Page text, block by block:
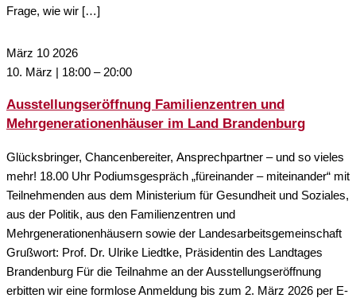
Frage, wie wir […]
März 10 2026
10. März | 18:00 –20:00
Ausstellungseröffnung Familienzentren und
Mehrgenerationenhäuser im Land Brandenburg
Glücksbringer, Chancenbereiter, Ansprechpartner – und so vieles
mehr! 18.00 Uhr Podiumsgespräch „füreinander – miteinander“ mit
Teilnehmenden aus dem Ministerium für Gesundheit und Soziales,
aus der Politik, aus den Familienzentren und
Mehrgenerationenhäusern sowie der Landesarbeitsgemeinschaft
Grußwort: Prof. Dr. Ulrike Liedtke, Präsidentin des Landtages
Brandenburg Für die Teilnahme an der Ausstellungseröffnung
erbitten wir eine formlose Anmeldung bis zum 2. März 2026 per E-